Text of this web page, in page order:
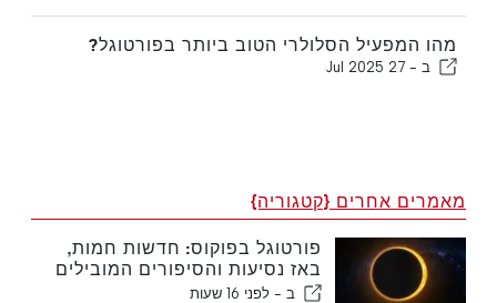
מהו המפעיל הסלולרי הטוב ביותר בפורטוגל?
ב - 27 Jul 2025
מאמרים אחרים {קטגוריה}
פורטוגל בפוקוס: חדשות חמות,
באז נסיעות והסיפורים המובילים
שעולים לכותרות
ב - לפני 16 שעות